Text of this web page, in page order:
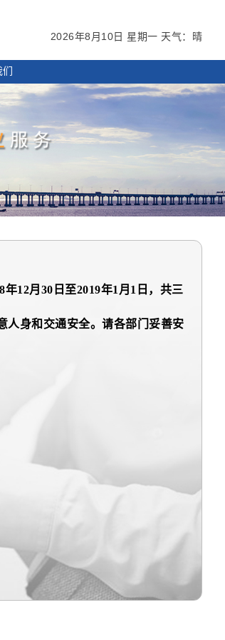
2026年8月10日 星期一 天气： 晴
12月30日至2019年1月1日，共三
身和交通安全。请各部门妥善安